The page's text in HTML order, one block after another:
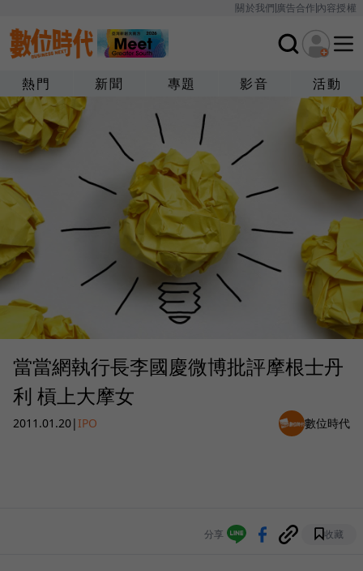
關於我們廣告合作內容授權
熱門 新聞 專題 影音 活動
當當網執行長李國慶微博批評摩根士丹
利 槓上大摩女
2011.01.20|IPO 數位時代
分享 收藏